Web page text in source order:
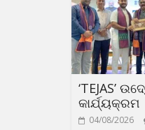
‘TEJAS’
କାର୍ଯ୍ୟକ୍ରମ
04/08/2026